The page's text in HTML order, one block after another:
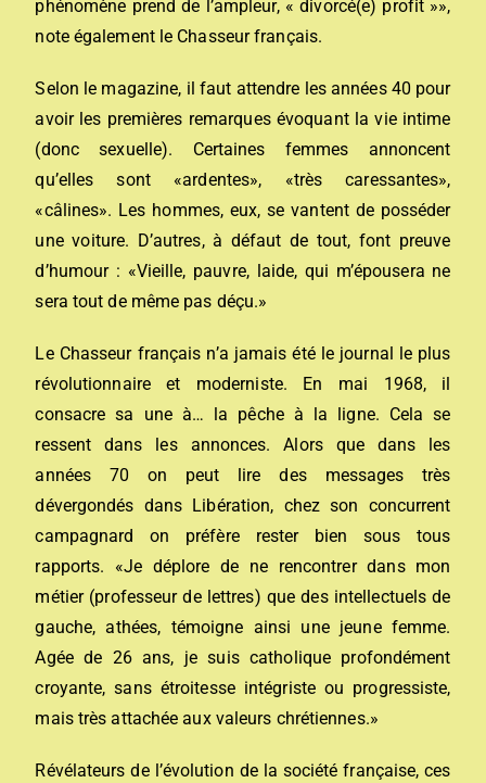
phénomène prend de l’ampleur, « divorcé(e) profit »»,
note également le Chasseur français.
Selon le magazine, il faut attendre les années 40 pour
avoir les premières remarques évoquant la vie intime
(donc sexuelle). Certaines femmes annoncent
qu’elles sont «ardentes», «très caressantes»,
«câlines». Les hommes, eux, se vantent de posséder
une voiture. D’autres, à défaut de tout, font preuve
d’humour : «Vieille, pauvre, laide, qui m’épousera ne
sera tout de même pas déçu.»
Le Chasseur français n’a jamais été le journal le plus
révolutionnaire et moderniste. En mai 1968, il
consacre sa une à… la pêche à la ligne. Cela se
ressent dans les annonces. Alors que dans les
années 70 on peut lire des messages très
dévergondés dans Libération, chez son concurrent
campagnard on préfère rester bien sous tous
rapports. «Je déplore de ne rencontrer dans mon
métier (professeur de lettres) que des intellectuels de
gauche, athées, témoigne ainsi une jeune femme.
Agée de 26 ans, je suis catholique profondément
croyante, sans étroitesse intégriste ou progressiste,
mais très attachée aux valeurs chrétiennes.»
Révélateurs de l’évolution de la société française, ces